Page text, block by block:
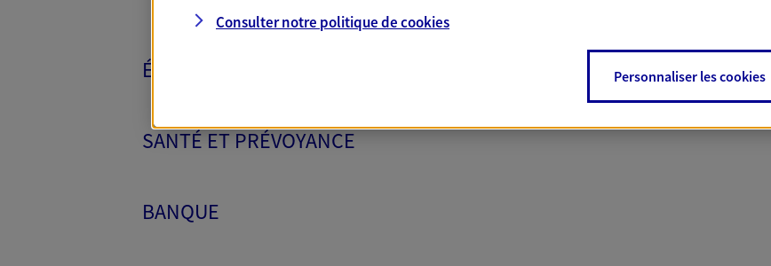
ÉPARGNE ET RETRAITE
SANTÉ ET PRÉVOYANCE
BANQUE
Consulter notre politique decookies
Personnaliser les cookies